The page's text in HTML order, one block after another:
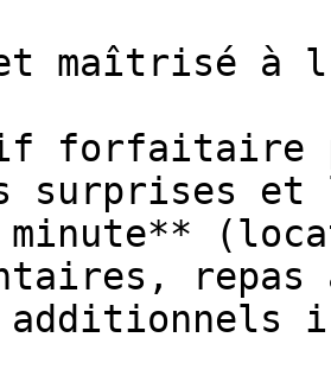
maîtrisé à
forfaitaire
surprises
additionnels